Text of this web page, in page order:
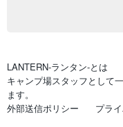
LANTERN-ランタン-とは
キャンプ場スタッフとして
ます。
外部送信ポリシー
プラ